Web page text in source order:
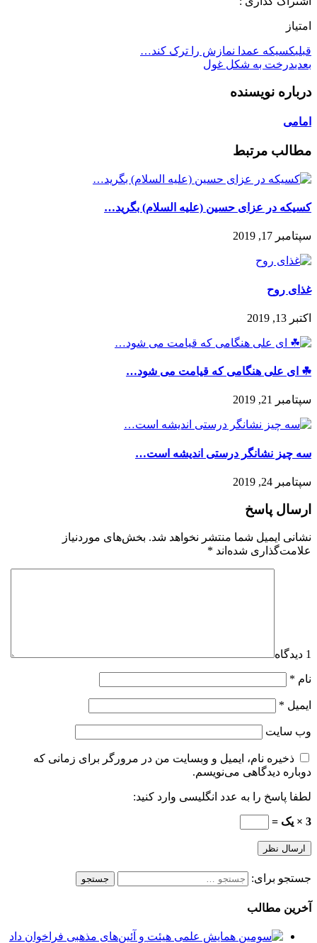
امتیاز
قبلیکسیکه عمدا نمازش را ترک کند…
بعدیدرخت به شکل غول
درباره نویسنده
امامی
مطالب مرتبط
کسیکه در عزای حسین (علیه السلام) بگرید…
سپتامبر 17, 2019
غذای روح
اکتبر 13, 2019
☘ ای علی هنگامی که قیامت می شود…
سپتامبر 21, 2019
سه چیز نشانگر درستی اندیشه است…
سپتامبر 24, 2019
ارسال پاسخ
نشانی ایمیل شما منتشر نخواهد شد. بخش‌های موردنیاز
علامت‌گذاری شده‌اند *
1 دیدگاه
نام *
ایمیل *
وب‌ سایت
ذخیره نام، ایمیل و وبسایت من در مرورگر برای زمانی که
دوباره دیدگاهی می‌نویسم.
لطفا پاسخ را به عدد انگلیسی وارد کنید:
3 × یک =
جستجو برای:
آخرین مطالب